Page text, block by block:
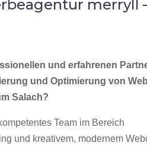
merryll
und erfahrenen
und Optimierung von
Salach?
Team im Bereich
und kreativem, modernem